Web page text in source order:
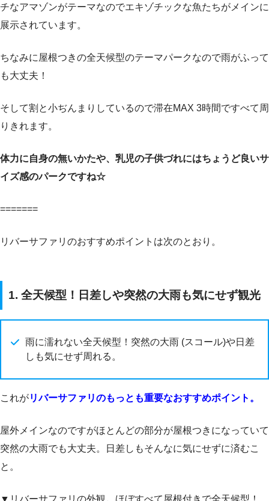
チなアマゾンがテーマなのでエキゾチックな魚たちがメインに
展示されています。
ちなみに屋根つきの全天候型のテーマパークなので雨がふって
も大丈夫！
そして割と小ぢんまりしているので滞在MAX 3時間ですべて周
りきれます。
体力に自身の無いかたや、乳児の子供づれにはちょうど良いサ
イズ感のパークですね☆
=======
リバーサファリのおすすめポイントは次のとおり。
1. 全天候型！日差しや突然の大雨も気にせず観光
雨に濡れない全天候型！突然の大雨 (スコール)や日差
しも気にせず周れる。
これがリバーサファリのもっとも重要なおすすめポイント。
屋外メインなのですがほとんどの部分が屋根つきになっていて
突然の大雨でも大丈夫。日差しもそんなに気にせずに済むこ
と。
▼リバーサファリの外観。ほぼすべて屋根付きで全天候型！